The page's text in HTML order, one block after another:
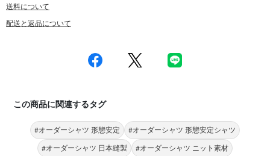
送料について
配送と返品について
この商品に関連するタグ
#オーダーシャツ 形態安定 #オーダーシャツ 形態安定シャツ
#オーダーシャツ 日本縫製 #オーダーシャツ ニット素材